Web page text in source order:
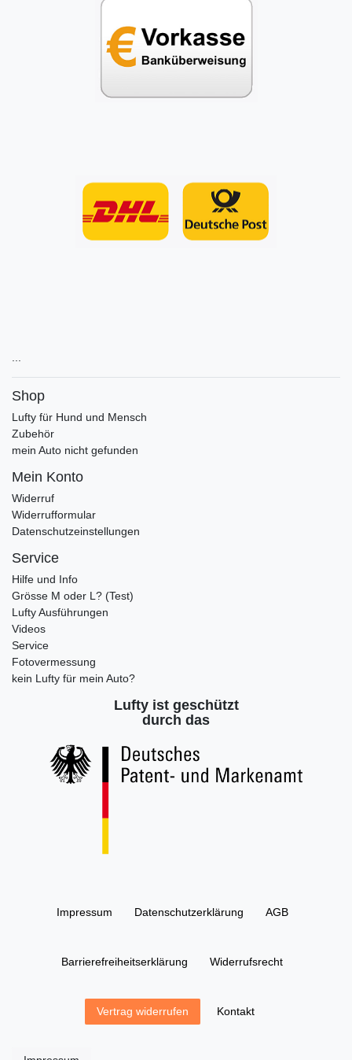
Shop
Lufty für Hund und Mensch
Zubehör
mein Auto nicht gefunden
Mein Konto
Widerruf
Widerrufformular
Datenschutzeinstellungen
Service
Hilfe und Info
Grösse M oder L? (Test)
Lufty Ausführungen
Videos
Service
Fotovermessung
kein Lufty für mein Auto?
Lufty ist geschützt
durch das
Impressum Daten­schutz­erklärung AGB
Barrierefreiheitserklärung Widerrufs­recht
Vertrag widerrufen Kontakt